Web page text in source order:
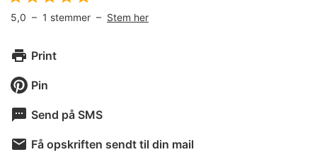
5,0 – 1 stemmer – Stem her
Print
Pin
Send på SMS
Få opskriften sendt til din mail